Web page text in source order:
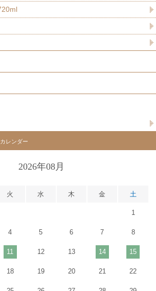
カレンダー
2026年08月
火 水 木 金 土
1
4 5 6 7 8
11 12 13 14 15
18 19 20 21 22